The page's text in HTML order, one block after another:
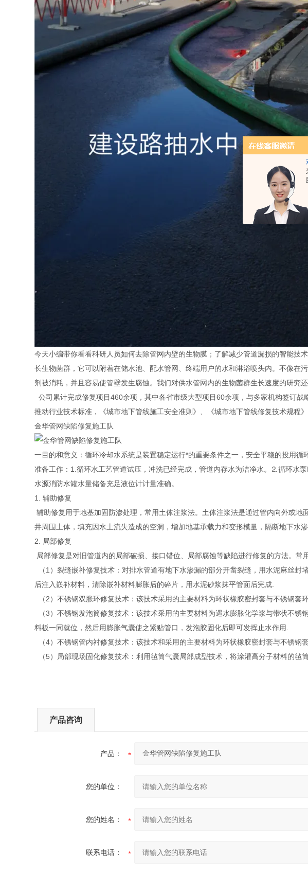
今天小编带你看看科研人员如何去除管网内壁的生物膜；了解减少管道漏损的智能
长生物菌群，它可以附着在储水池、配水管网、终端用户的水和淋浴喷头内。不像
剂被消耗，并且容易使管壁发生腐蚀。我们对供水管网内的生物菌群生长速度的研究
公司累计完成修复项目460余项，其中各省市级大型项目60余项，与多家机构签订
推动行业技术标准，《城市地下管线施工安全准则》、《城市地下管线修复技术规程
金华管网缺陷修复施工队
一目的和意义：循环冷却水系统是装置稳定运行*的重要条件之一，安全平稳的投用
准备工作：1.循环水工艺管道试压，冲洗已经完成，管道内存水为洁净水。⒉循环水
水源消防水罐水量储备充足液位计计量准确。
1. 辅助修复
辅助修复用于地基加固防渗处理，常用土体注浆法。土体注浆法是通过管内向外或
井周围土体，填充因水土流失造成的空洞，增加地基承载力和变形模量，隔断地下水
2. 局部修复
局部修复是对旧管道内的局部破损、接口错位、局部腐蚀等缺陷进行修复的方法。常
（1）裂缝嵌补修复技术：对排水管道有地下水渗漏的部分开凿裂缝，用水泥麻丝
后注入嵌补材料，清除嵌补材料膨胀后的碎片，用水泥砂浆抹平管面后完成.
（2）不锈钢双胀环修复技术：该技术采用的主要材料为环状橡胶密封套与不锈钢
（3）不锈钢发泡筒修复技术：该技术采用的主要材料为遇水膨胀化学浆与带状不
料板一同就位，然后用膨胀气囊使之紧贴管口，发泡胶固化后即可发挥止水作用.
（4）不锈钢管内衬修复技术：该技术和采用的主要材料为环状橡胶密封套与不锈
（5）局部现场固化修复技术：利用毡筒气囊局部成型技术，将涂灌高分子材料的毡
产品咨询
产品：
您的单位：
您的姓名：
联系电话：